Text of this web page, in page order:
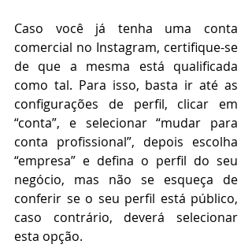
Caso você já tenha uma conta
comercial no Instagram, certifique-se
de que a mesma está qualificada
como tal. Para isso, basta ir até as
configurações de perfil, clicar em
“conta”, e selecionar “mudar para
conta profissional”, depois escolha
“empresa” e defina o perfil do seu
negócio, mas não se esqueça de
conferir se o seu perfil está público,
caso contrário, deverá selecionar
esta opção.